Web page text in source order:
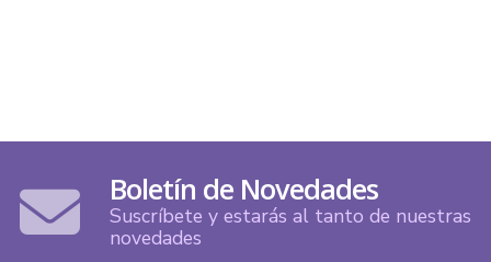
Boletín de Novedades
Suscríbete y estarás al tanto de nuestras
novedades